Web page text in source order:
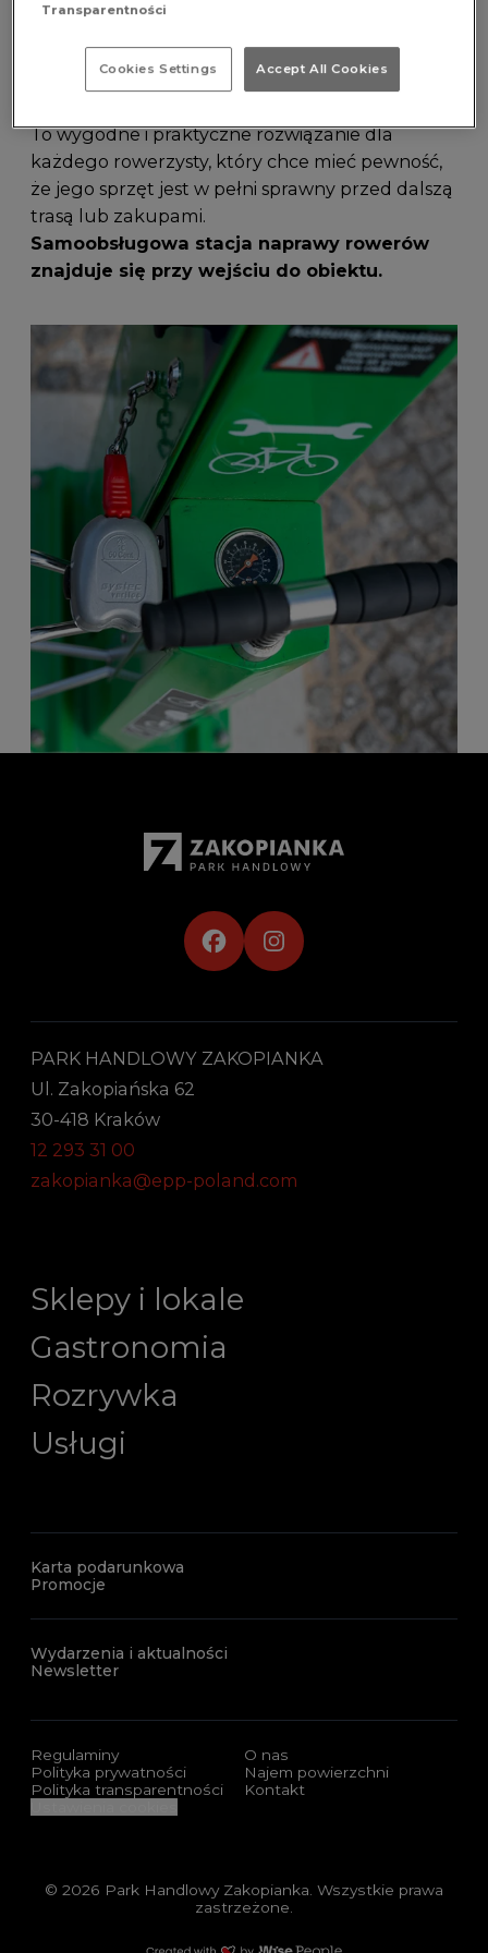
możesz w szybki sposób zadbać o swój rower –
napompować koło lub skorzystać z
To wygodne i praktyczne rozwiązanie dla
każdego rowerzysty, który chce mieć pewność,
że jego sprzęt jest w pełni sprawny przed dalszą
trasą lub zakupami.
Samoobsługowa stacja naprawy rowerów
znajduje się przy wejściu do obiektu.
PARK HANDLOWY ZAKOPIANKA
Ul. Zakopiańska 62
30-418 Kraków
12 293 31 00
zakopianka@epp-poland.com
Sklepy i lokale
Gastronomia
Rozrywka
Usługi
Karta podarunkowa
Promocje
Wydarzenia i aktualności
Newsletter
Regulaminy
Polityka prywatności
Polityka transparentności
O nas
Najem powierzchni
Kontakt
© 2026 Park Handlowy Zakopianka. Wszystkie prawa
zastrzeżone.
Transparentności
Cookies Settings Accept All Cookies